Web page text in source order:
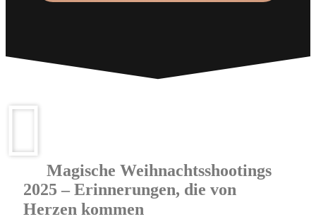
Magische Weihnachtsshootings
2025 – Erinnerungen, die von
Herzen kommen